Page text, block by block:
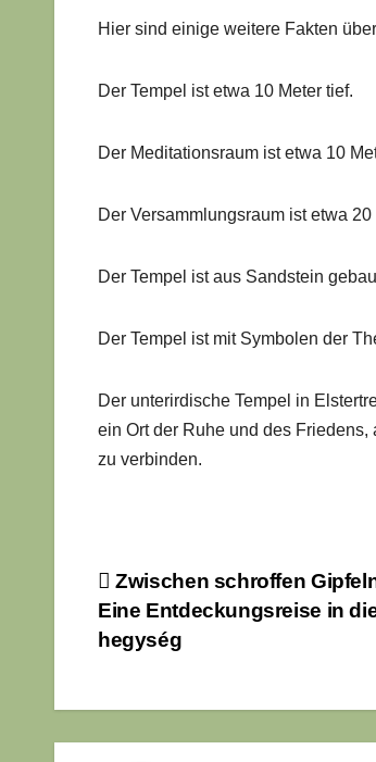
Hier sind einige weitere Fakten
Der Tempel ist etwa 10 Meter tief.
Der Meditationsraum ist etwa 10
Der Versammlungsraum ist etwa
Der Tempel ist aus Sandstein
Der Tempel ist mit Symbolen der
Der unterirdische Tempel in
ein Ort der Ruhe und des
zu verbinden.
Zwischen schroffen
Eine Entdeckungsreise in
hegység